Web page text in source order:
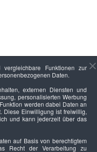
Funktionen zur
Daten.
externen Diensten und
personalisierten Werbung
werden dabei Daten an
Diese Einwilligung ist freiwillig,
und kann jederzeit über das
auf Basis von berechtigtem
Recht der Verarbeitung zu